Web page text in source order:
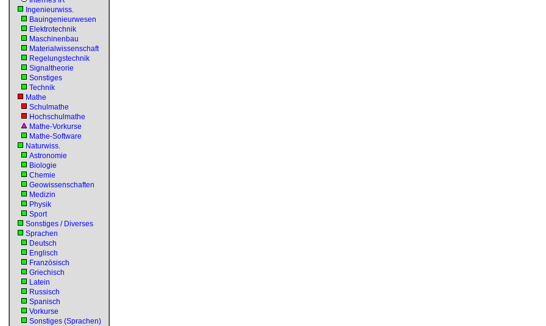
Ingenieurwiss.
Bauingenieurwesen
Elektrotechnik
Maschinenbau
Materialwissenschaft
Regelungstechnik
Signaltheorie
Sonstiges
Technik
Mathe
Schulmathe
Hochschulmathe
Mathe-Vorkurse
Mathe-Software
Naturwiss.
Astronomie
Biologie
Chemie
Geowissenschaften
Medizin
Physik
Sport
Sonstiges / Diverses
Sprachen
Deutsch
Englisch
Französisch
Griechisch
Latein
Russisch
Spanisch
Vorkurse
Sonstiges (Sprachen)